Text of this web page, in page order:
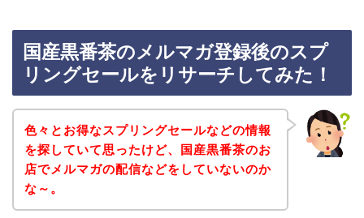
国産黒番茶のメルマガ登録後のスプ
リングセールをリサーチしてみた！
色々とお得なスプリングセールなどの情報
を探していて思ったけど、国産黒番茶のお
店でメルマガの配信などをしていないのか
な～。